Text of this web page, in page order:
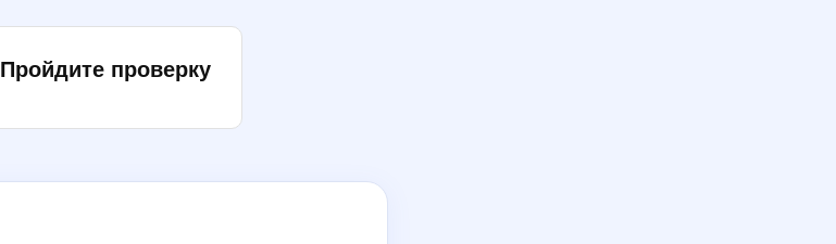
Пройдите проверку